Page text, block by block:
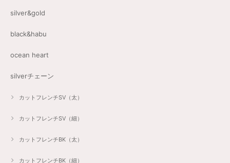
silver&gold
black&habu
ocean heart
silverチェーン
カットフレンチSV（太）
カットフレンチSV（細）
カットフレンチBK（太）
カットフレンチBK（細）